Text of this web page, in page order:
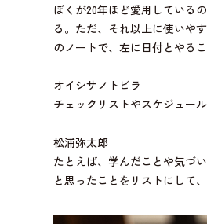
ぼくが20年ほど愛用している
る。ただ、それ以上に使いや
のノートで、左に日付とやる
オイシサノトビラ
チェックリストやスケジュー
松浦弥太郎
たとえば、学んだことや気づ
と思ったことをリストにして